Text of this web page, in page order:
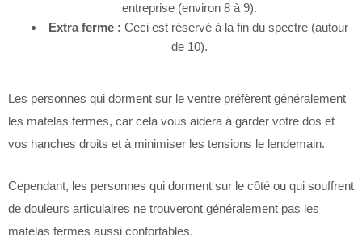
entreprise (environ 8 à 9).
Extra ferme : Ceci est réservé à la fin du spectre (autour
de 10).
Les personnes qui dorment sur le ventre préfèrent généralement
les matelas fermes, car cela vous aidera à garder votre dos et
vos hanches droits et à minimiser les tensions le lendemain.
Cependant, les personnes qui dorment sur le côté ou qui souffrent
de douleurs articulaires ne trouveront généralement pas les
matelas fermes aussi confortables.